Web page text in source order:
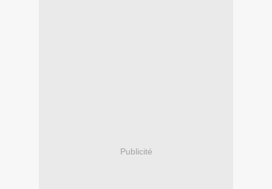
Publicité